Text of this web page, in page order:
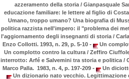
azzeramento della storia / Gianpasquale
educazione familiare: le lettere al figlio di
Umano, troppo umano? Una biografia di
politica razzista nell'impero: il "problema dei
l'aggiornamento degli insegnanti di storia /
Enzo Collotti. 1993, n. 29, p. 5-10 -
Un
Un complotto contro la cultura / Zeffiro
interrotto: Arfé e Salvemini tra storia e politica /
Marco Palla. 1983, n. 4, p. 197-209 -
Un
Un dizionario nato vecchio. Legittimazione